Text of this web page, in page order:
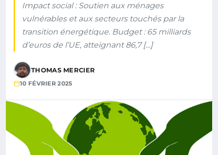
Impact social : Soutien aux ménages
vulnérables et aux secteurs touchés par la
transition énergétique. Budget : 65 milliards
d’euros de l’UE, atteignant 86,7 […]
THOMAS MERCIER
10 FÉVRIER 2025